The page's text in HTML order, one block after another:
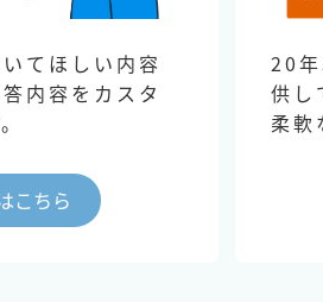
てほしい内容
内容をカスタ
こちら
20
供し
柔軟